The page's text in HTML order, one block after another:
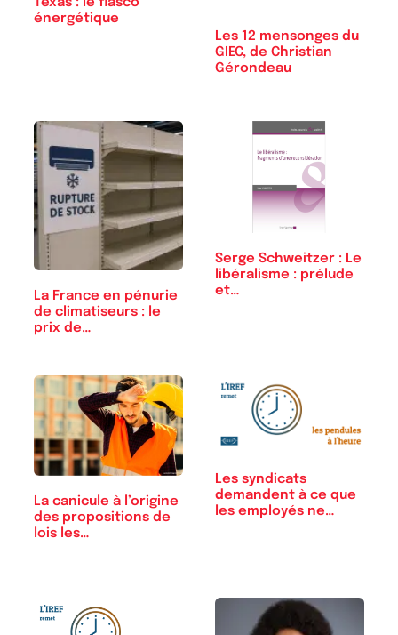
énergétique
Les 12 mensonges du
GIEC, de Christian
Gérondeau
La France en pénurie
de climatiseurs : le
prix de…
Serge Schweitzer : Le
libéralisme : prélude
et…
La canicule à l’origine
des propositions de
lois les…
Les syndicats
demandent à ce que
les employés ne…